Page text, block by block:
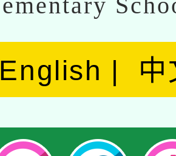
ementary
English 中